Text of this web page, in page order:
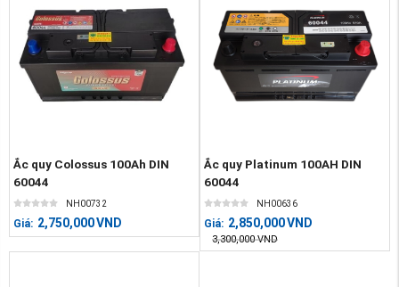
Ắc quy Colossus 100Ah DIN
60044
NH00732
Giá: 2,750,000VND
Ắc quy Platinum 100AH DIN
60044
NH00636
Giá: 2,850,000VND
3,300,000 VND